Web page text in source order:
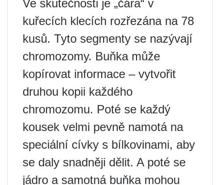
Ve skutečnosti je „čára“ v
kuřecích klecích rozřezána na 78
kusů. Tyto segmenty se nazývají
chromozomy. Buňka může
kopírovat informace – vytvořit
druhou kopii každého
chromozomu. Poté se každý
kousek velmi pevně namotá na
speciální cívky s bílkovinami, aby
se daly snadněji dělit. A poté se
jádro a samotná buňka mohou